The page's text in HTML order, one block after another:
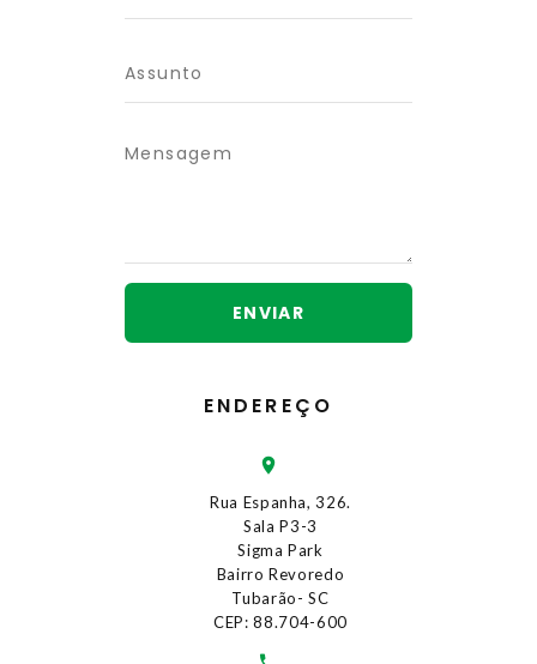
ENVIAR
ENDEREÇO
Rua Espanha, 326.
Sala P3-3
Sigma Park
Bairro Revoredo
Tubarão- SC
CEP: 88.704-600